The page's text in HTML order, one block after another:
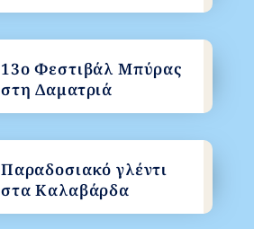
13ο Φεστιβάλ Μπύρας
στη Δαματριά
Παραδοσιακό γλέντι
στα Καλαβάρδα